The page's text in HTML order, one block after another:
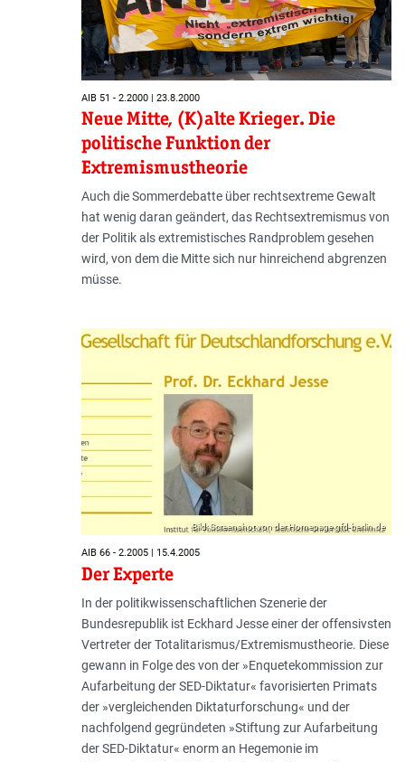
AIB 51 - 2.2000 | 23.8.2000
Neue Mitte, (K)alte Krieger. Die
politische Funktion der
Extremismustheorie
Auch die Sommerdebatte über rechtsextreme Gewalt
hat wenig daran geändert, das Rechtsextremismus von
der Politik als extremistisches Randproblem gesehen
wird, von dem die Mitte sich nur hinreichend abgrenzen
müsse.
Bild: Screenshot von der Homepage gfd-berlin.de
AIB 66 - 2.2005 | 15.4.2005
Der Experte
In der politikwissenschaftlichen Szenerie der
Bundesrepublik ist Eckhard Jesse einer der offensivsten
Vertreter der Totalitarismus/Extremismustheorie. Diese
gewann in Folge des von der »Enquetekommission zur
Aufarbeitung der SED-Diktatur« favorisierten Primats
der »vergleichenden Diktaturforschung« und der
nachfolgend gegründeten »Stiftung zur Aufarbeitung
der SED-Diktatur« enorm an Hegemonie im